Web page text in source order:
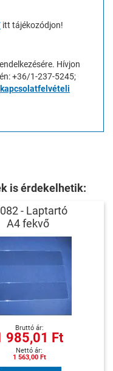
itt tájékozódjon!
Hívjon
+36/1-237-5245;
kapcsolatfelvételi
is érdekelhetik:
- Laptartó
A4 fekvő
985,01 Ft
1 563,00 Ft